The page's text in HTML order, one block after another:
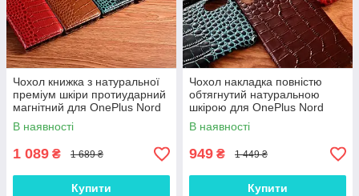
Чохол книжка з натуральної
преміум шкіри протиударний
магнітний для OnePlus Nord
N300 "CROCODILE"
В наявності
1 089 ₴ 1 689 ₴
Купити
Чохол накладка повністю
обтягнутий натуральною
шкірою для OnePlus Nord
N300 "SIGNATURE"
В наявності
949 ₴ 1 449 ₴
Купити